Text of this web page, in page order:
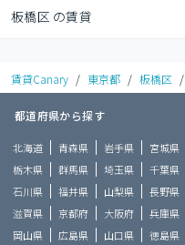
板橋区 の賃貸
賃貸Canary / 東京都 / 板橋区 /
都道府県から探す
北海道 青森県 岩手県 宮城県
栃木県
群馬県 埼玉県 千葉県
石川県
福井県 山梨県 長野県
滋賀県
京都府 大阪府 兵庫県
岡山県
広島県 山口県 徳島県